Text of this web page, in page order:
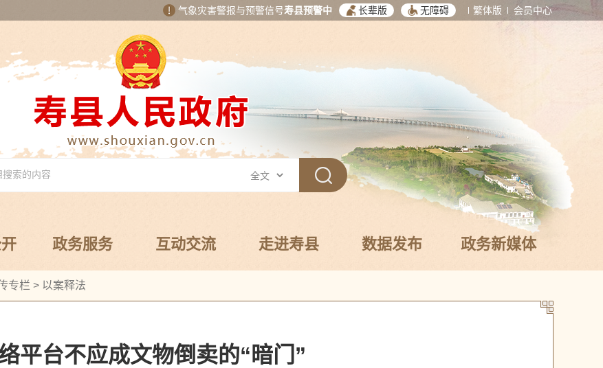
气象灾害警报与预警信号寿县预警中 长辈版 无障碍 繁体版 会员中心
政务服务 互动交流 走进寿县 数据发布 政务新媒体
专栏 > 以案释法
平台不应成文物倒卖的“暗门”